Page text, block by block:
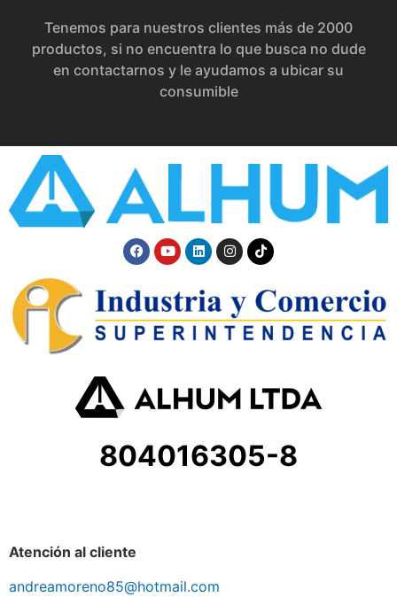
Tenemos para nuestros clientes más de 2000
productos, si no encuentra lo que busca no dude
en contactarnos y le ayudamos a ubicar su
consumible
804016305-8
Atención al cliente
andreamoreno85@hotmail.com